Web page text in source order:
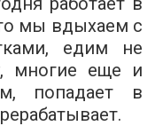
мы вдыхаем с
едим не
многие еще и
попадает в